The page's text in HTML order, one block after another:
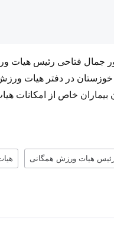
جمال فتاحی رئیس هیات
در دفتر هیات ورزش
خاص از امکانات هیات
هیات ورزش همگانی